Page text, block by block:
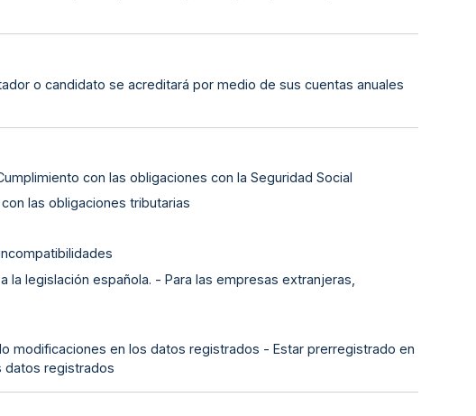
o candidato se acreditará por medio de sus cuentas anuales
con las obligaciones con la Seguridad Social
las obligaciones tributarias
legislación española. - Para las empresas extranjeras,
modificaciones en los datos registrados - Estar prerregistrado en
datos registrados